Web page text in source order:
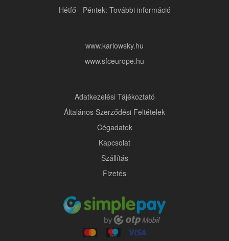
Hétfő - Péntek: További információ
www.karlowsky.hu
www.sfceurope.hu
Adatkezelési Tájékoztató
Általános Szerződési Feltételek
Cégadatok
Kapcsolat
Szállítás
Fizetés